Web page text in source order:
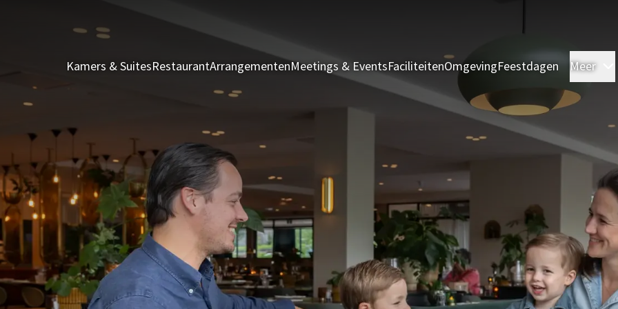
Kamers & SuitesRestaurantArrangementenMeetings & EventsFaciliteitenOmgevingFeestdagen Meer